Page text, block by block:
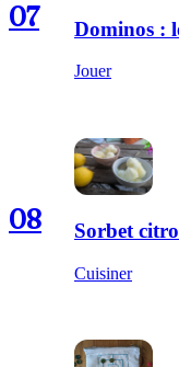
07 Dominos :
Jouer
08 Sorbet
Cuisiner